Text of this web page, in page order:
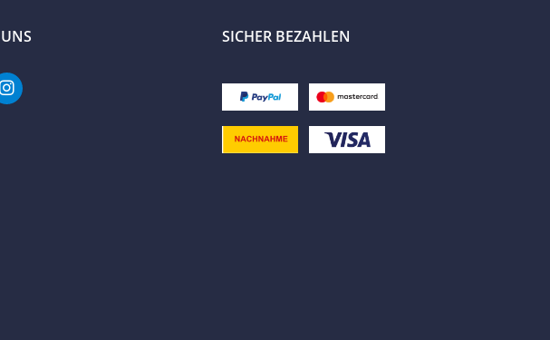
SICHER BEZAHLEN